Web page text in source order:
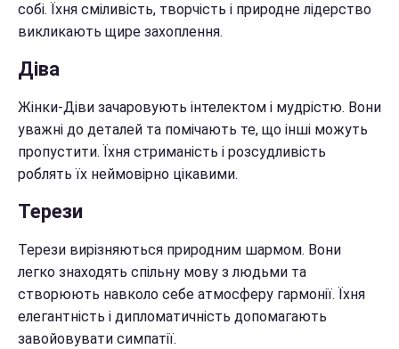
собі. Їхня сміливість, творчість і природне лідерство
викликають щире захоплення.
Діва
Жінки-Діви зачаровують інтелектом і мудрістю. Вони
уважні до деталей та помічають те, що інші можуть
пропустити. Їхня стриманість і розсудливість
роблять їх неймовірно цікавими.
Терези
Терези вирізняються природним шармом. Вони
легко знаходять спільну мову з людьми та
створюють навколо себе атмосферу гармонії. Їхня
елегантність і дипломатичність допомагають
завойовувати симпатії.